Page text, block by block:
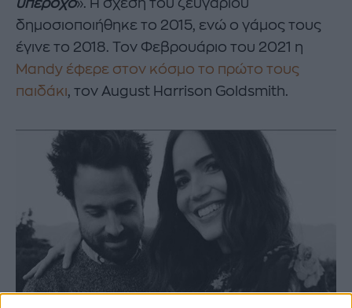
υπέροχο». Η σχέση του ζευγαριού
δημοσιοποιήθηκε το 2015, ενώ ο γάμος τους
έγινε το 2018. Τον Φεβρουάριο του 2021 η
Mandy έφερε στον κόσμο το πρώτο τους
παιδάκι, τον August Harrison Goldsmith.